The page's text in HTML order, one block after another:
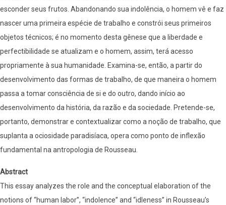
esconder seus frutos. Abandonando sua indolência, o homem vê e faz
nascer uma primeira espécie de trabalho e constrói seus primeiros
objetos técnicos; é no momento desta gênese que a liberdade e
perfectibilidade se atualizam e o homem, assim, terá acesso
propriamente à sua humanidade. Examina-se, então, a partir do
desenvolvimento das formas de trabalho, de que maneira o homem
passa a tomar consciência de si e do outro, dando início ao
desenvolvimento da história, da razão e da sociedade. Pretende-se,
portanto, demonstrar e contextualizar como a noção de trabalho, que
suplanta a ociosidade paradisíaca, opera como ponto de inflexão
fundamental na antropologia de Rousseau.
Abstract
This essay analyzes the role and the conceptual elaboration of the
notions of “human labor”, “indolence” and “idleness” in Rousseau’s